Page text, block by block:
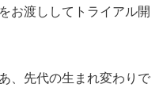
お渡ししてトライアル開
、先代の生まれ変わりで